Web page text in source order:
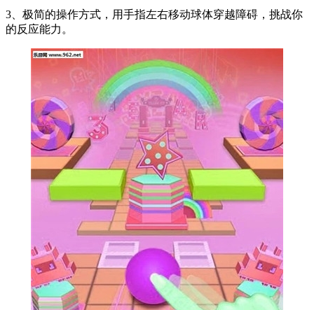
3、极简的操作方式，用手指左右移动球体穿越障碍，挑战你
的反应能力。